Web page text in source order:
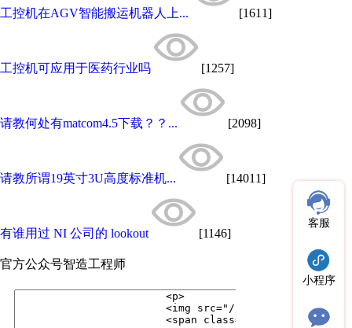
工控机在AGV智能搬运机器人上... [1611]
工控机可应用于医药行业吗 [1257]
请教何处有matcom4.5下载？？... [2098]
请教所谓19英寸3U高度标准机... [14011]
有谁用过 NI 公司的 lookout [1146]
官方公众号智造工程师
客服
小程序